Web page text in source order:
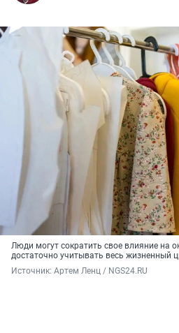
Люди могут сократить свое влияние на
достаточно учитывать весь жизненный
Источник: Артем Ленц / NGS24.RU